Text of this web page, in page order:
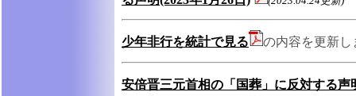
少年非行を統計で見る の内容を更新
安倍晋三元首相の「国葬」に反対する声